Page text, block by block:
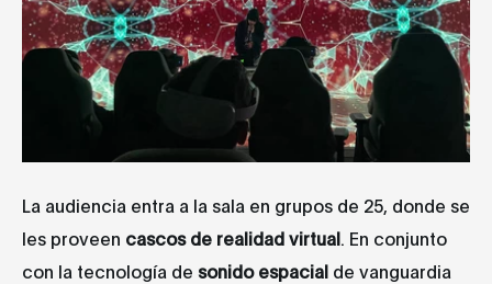
La audiencia entra a la sala en grupos de 25, donde se
les proveen cascos de realidad virtual . En conjunto
con la tecnología de sonido espacial de vanguardia